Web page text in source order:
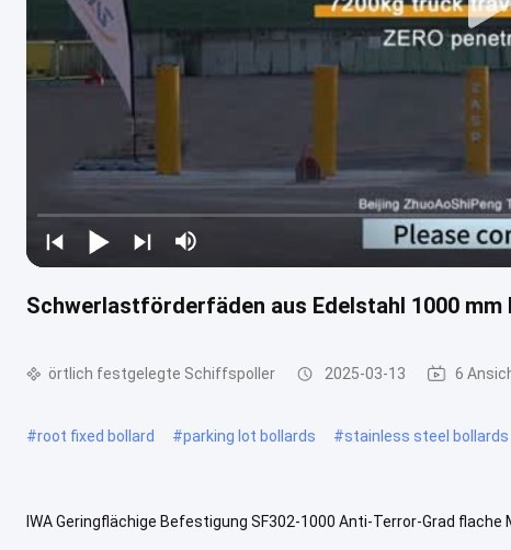
Schwerlastförderfäden aus Edelstahl 1000
örtlich festgelegte Schiffspoller 2025-03-13 6
#root fixed bollard #parking lot bollards #stainless steel bollards
IWA Geringflächige Befestigung SF302-1000 Anti-Terror-Grad